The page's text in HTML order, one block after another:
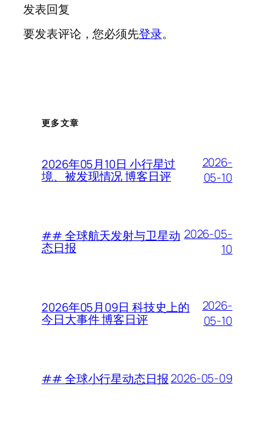
发表回复
要发表评论，您必须先登录。
更多文章
2026年05月10日 小行星过
境、被发现情况 博客日评
2026-
05-10
## 全球航天发射与卫星动
态日报
2026-05-
10
2026年05月09日 科技史上的
今日大事件 博客日评
2026-
05-10
## 全球小行星动态日报2026-05-09